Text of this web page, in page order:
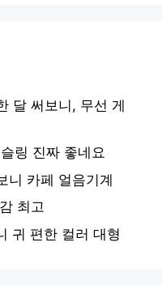
달 써보니, 무선 게
링 진짜 좋네요
니 카페 얼음기계
최고
귀 편한 컬러 대형